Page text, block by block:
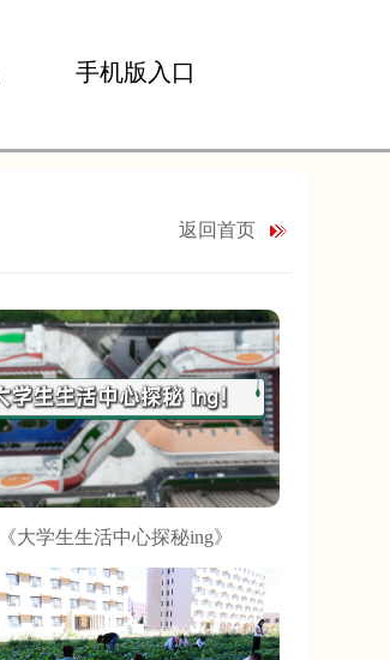
手机版入口
返回首页
《大学生生活中心探秘ing》